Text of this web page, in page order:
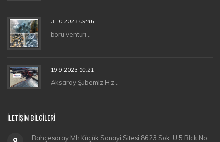
3.10.2023 09:46
boru venturi ..
19.9.2023 10:21
Aksaray Şubemiz Hiz ..
İLETIŞIM BILGILERI
Bahçesaray Mh Küçük Sanayi Sitesi 8623 Sok. U.5 Blok No